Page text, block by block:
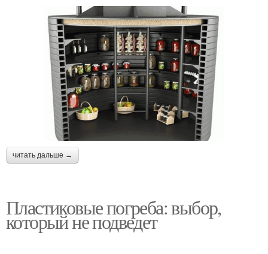
читать дальше →
Пластиковые погреба: выбор,
который не подведет